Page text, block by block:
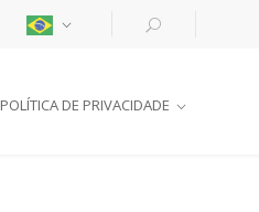
POLÍTICA DE PRIVACIDADE